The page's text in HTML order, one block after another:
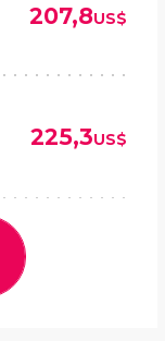
207,8US$
225,3US$